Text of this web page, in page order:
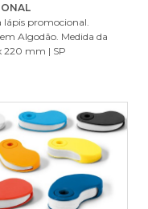
lápis promocional.
Algodão. Medida da
220 mm | SP